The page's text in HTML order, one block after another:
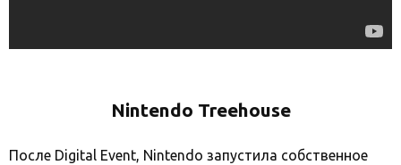
Nintendo Treehouse
После Digital Event, Nintendo запустила собственное